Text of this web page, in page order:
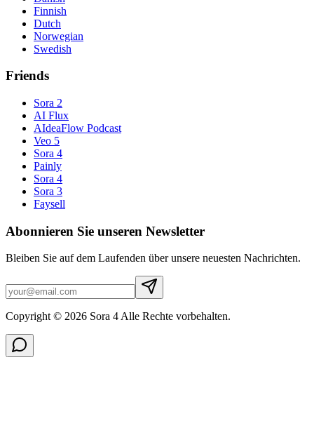
Finnish
Dutch
Norwegian
Swedish
Friends
Sora 2
AI Flux
AIdeaFlow Podcast
Veo 5
Sora 4
Painly
Sora 4
Sora 3
Faysell
Abonnieren Sie unseren Newsletter
Bleiben Sie auf dem Laufenden über unsere neuesten Nachrichten.
Copyright © 2026 Sora 4 Alle Rechte vorbehalten.